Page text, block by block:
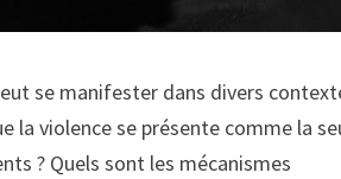
se manifester dans divers
la violence se présente comme la
? Quels sont les mécanismes